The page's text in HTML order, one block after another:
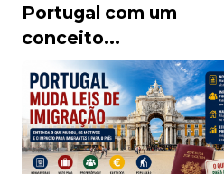
Portugal com um
conceito...